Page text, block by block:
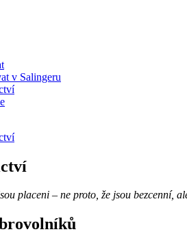
v Salingeru
placeni – ne proto, že jsou bezcenní,